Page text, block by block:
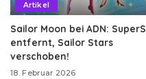
Artikel
Sailor Moon bei ADN: SuperS
entfernt, Sailor Stars
verschoben!
18. Februar 2026